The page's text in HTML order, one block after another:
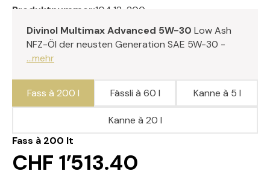
Produktnummer:104.12-200
Divinol Multimax Advanced 5W-30 Low Ash
NFZ-Öl der neusten Generation SAE 5W-30 -
...mehr
Fass à 200 lt
CHF 1’513.40
Fass à 200 l Fässli à 60 l Kanne à 5 l
Kanne à 20 l